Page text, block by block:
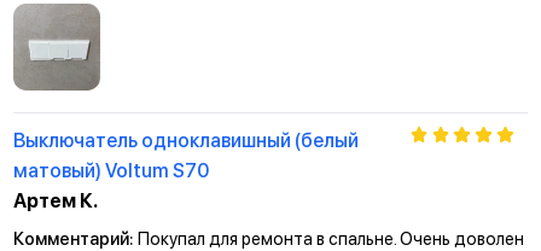
Выключатель одноклавишный (белый
матовый) Voltum S70
Артем К.
Комментарий: Покупал для ремонта в спальне. Очень доволен